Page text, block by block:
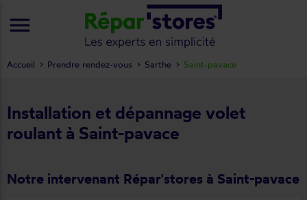
Installation et dépannage volet
roulant à Saint-pavace
Notre intervenant Répar'stores à Saint-pavace
Accueil Prendre rendez-vous Sarthe Saint-pavace
menu